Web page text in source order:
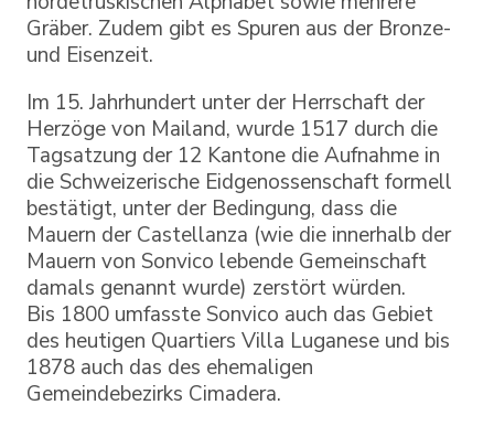
Gräber. Zudem gibt es Spuren aus der Bronze-
und Eisenzeit.
Im 15. Jahrhundert unter der Herrschaft der
Herzöge von Mailand, wurde 1517 durch die
Tagsatzung der 12 Kantone die Aufnahme in
die Schweizerische Eidgenossenschaft formell
bestätigt, unter der Bedingung, dass die
Mauern der Castellanza (wie die innerhalb der
Mauern von Sonvico lebende Gemeinschaft
damals genannt wurde) zerstört würden.
Bis 1800 umfasste Sonvico auch das Gebiet
des heutigen Quartiers Villa Luganese und bis
1878 auch das des ehemaligen
Gemeindebezirks Cimadera.